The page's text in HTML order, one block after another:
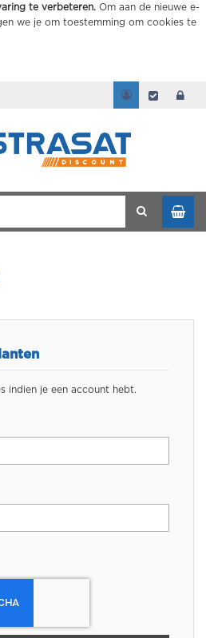
te verbeteren. Om aan de nieuwe e-
we je om toestemming om cookies te
indien je een account hebt.